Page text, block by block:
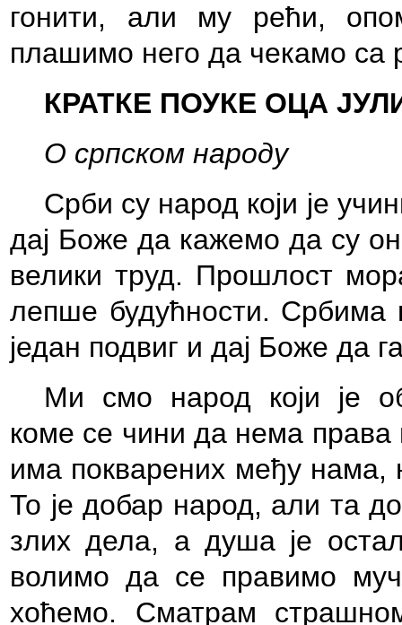
гонити, али му рећи,
плашимо него да чекамо са
КРАТКЕ ПОУКЕ ОЦА
O српском народу
Срби су народ који је
дај Боже да кажемо да су
велики труд. Прошлост
лепше будућности. Србима
један подвиг и дај Боже да
Ми смо народ који је
коме се чини да нема права
има покварених међу
То је добар народ, али та
злих дела, а душа је
волимо да се правимо
хоћемо. Сматрам